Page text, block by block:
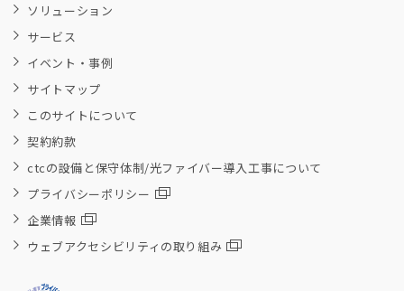
ソリューション
サービス
イベント・事例
サイトマップ
このサイトについて
契約約款
ctcの設備と保守体制/光ファイバー導入工事について
プライバシーポリシー
企業情報
ウェブアクセシビリティの取り組み